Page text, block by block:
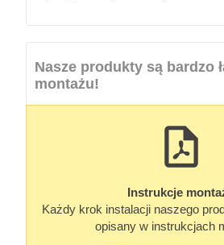
Nasze produkty są bardzo
montażu!
Instrukcje
Każdy krok instalacji naszego
opisany w instrukcjach